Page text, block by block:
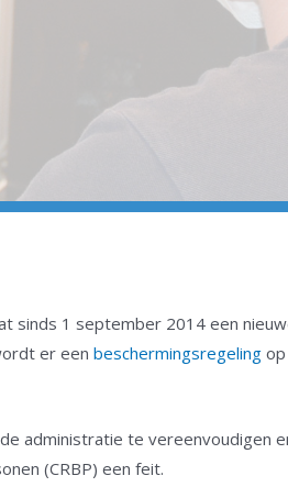
sinds 1 september 2014 een
er een beschermingsregeling
administratie te vereenvoudigen
(CRBP) een feit.